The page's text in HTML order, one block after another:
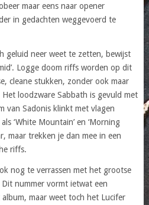
maar eens naar opener
in gedachten weggevoerd te
geluid neer weet te zetten, bewijst
Logge doom riffs worden op dit
cleane stukken, zonder ook maar
loodzware Sabbath is gevuld met
van Sadonis klinkt met vlagen
‘White Mountain’ en ‘Morning
maar trekken je dan mee in een
riffs.
nog te verrassen met het grootse
Dit nummer vormt ietwat een
maar weet toch het Lucifer